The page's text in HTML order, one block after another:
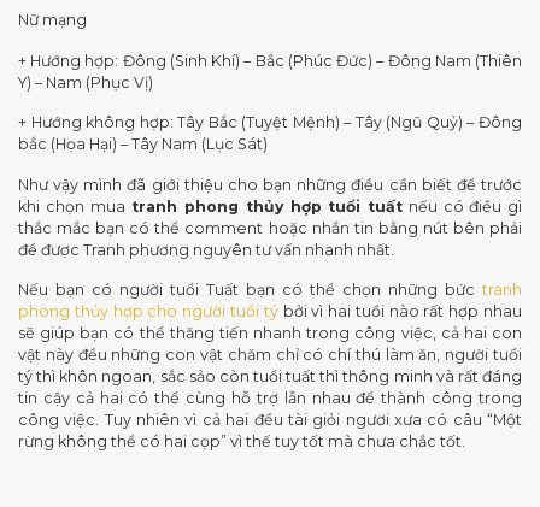
Nữ mạng
+ Hướng hợp: Đông (Sinh Khí) – Bắc (Phúc Đức) – Đông Nam (Thiên
Y) – Nam (Phục Vị)
+ Hướng không hợp: Tây Bắc (Tuyệt Mệnh) – Tây (Ngũ Quỷ) – Đông
bắc (Họa Hại) – Tây Nam (Lục Sát)
Như vậy mình đã giới thiệu cho bạn những điều cần biết để trước
khi chọn mua tranh phong thủy hợp tuổi tuất nếu có điều gì
thắc mắc bạn có thể comment hoặc nhắn tin bằng nút bên phải
để được Tranh phương nguyên tư vấn nhanh nhất.
Nếu bạn có người tuổi Tuất bạn có thể chọn những bức tranh
phong thủy hợp cho người tuổi týbởi vì hai tuổi nào rất hợp nhau
sẽ giúp bạn có thể thăng tiến nhanh trong công việc, cả hai con
vật này đều những con vật chăm chỉ có chí thú làm ăn, người tuổi
tý thì khôn ngoan, sắc sảo còn tuổi tuất thì thông minh và rất đáng
tin cậy cả hai có thể cùng hỗ trợ lẫn nhau để thành công trong
công việc. Tuy nhiên vì cả hai đều tài giỏi ngươi xưa có câu “Một
rừng không thể có hai cọp” vì thế tuy tốt mà chưa chắc tốt.